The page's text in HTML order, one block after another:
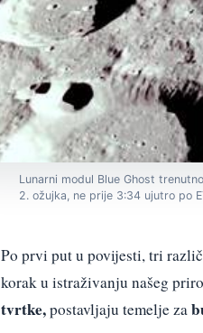
Lunarni modul Blue Ghost
2. ožujka, ne prije 3:34 ujutro po
Po prvi put u povijesti, tri
korak u istraživanju našeg
tvrtke,postavljaju temelje za